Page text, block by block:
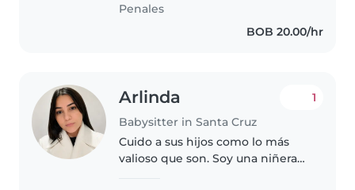
Penales
BOB 20.00/hr
Arlinda
Babysitter in Santa Cruz
1
Cuido a sus hijos como lo más
valioso que son. Soy una niñera